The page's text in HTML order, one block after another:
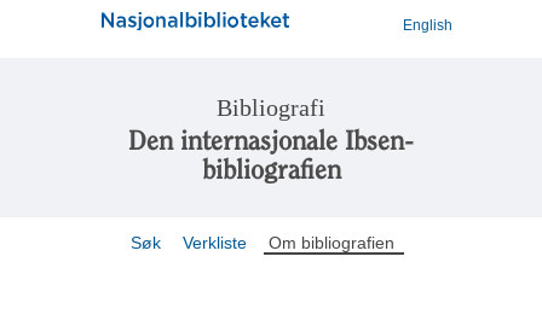
English
Bibliografi
Den internasjonale Ibsen-
bibliografien
Søk Verkliste Om bibliografien